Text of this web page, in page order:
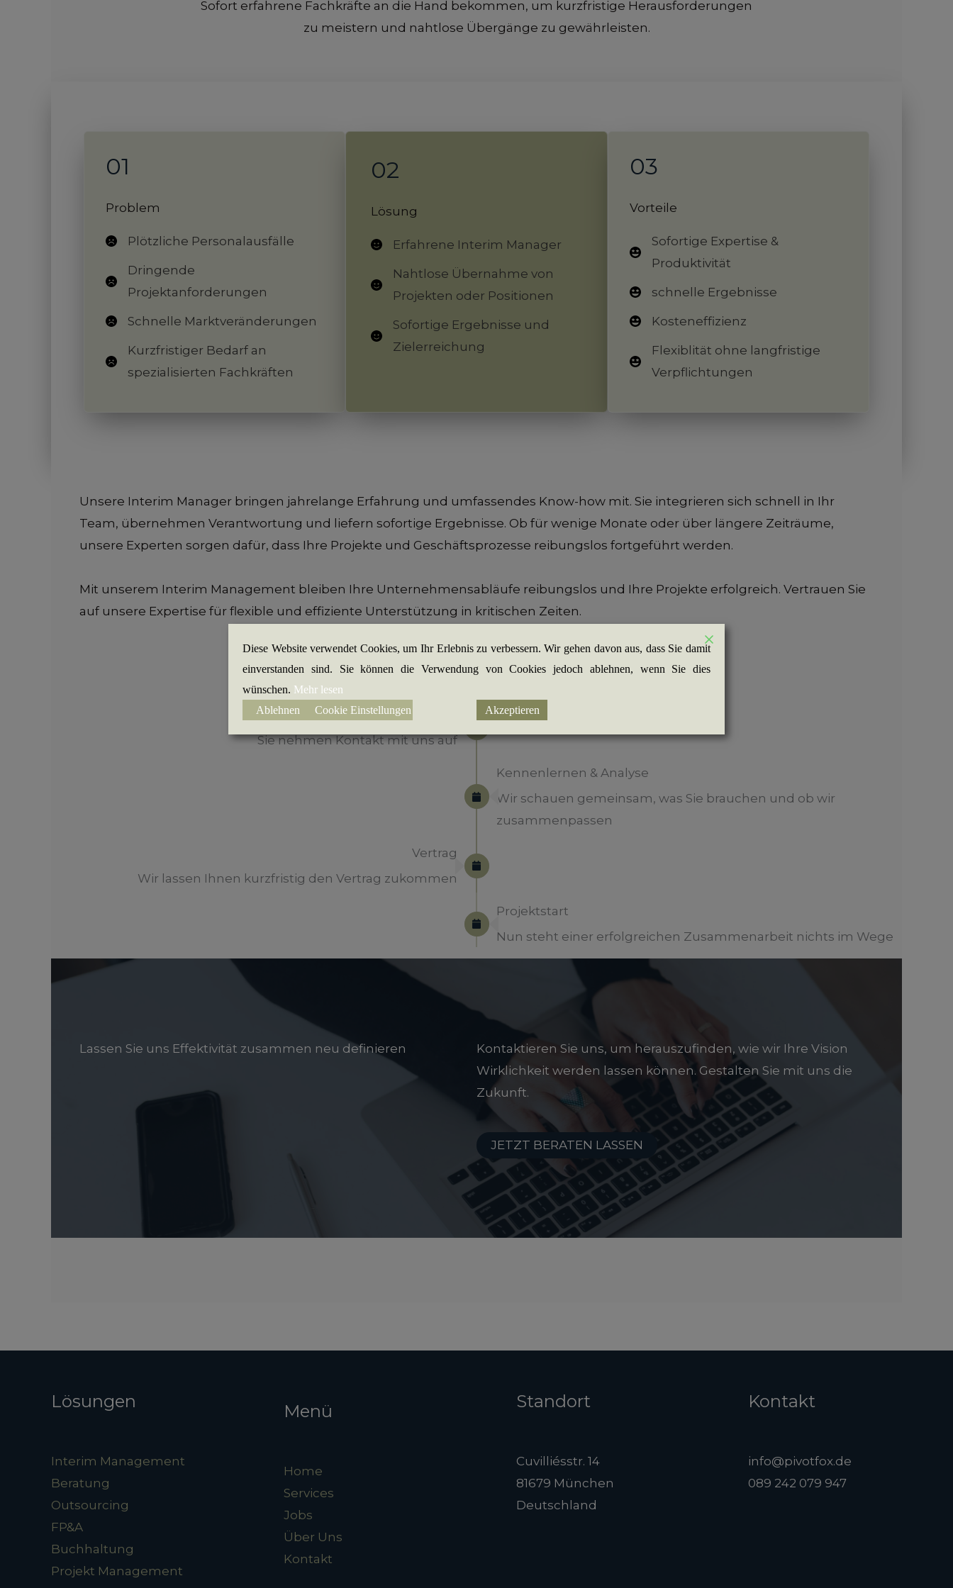
Sofort erfahrene Fachkräfte an die Hand bekommen, um kurzfristige Herausforderungen
zu meistern und nahtlose Übergänge zu gewährleisten.
01
Problem
Plötzliche Personalausfälle
Dringende
Projektanforderungen
Schnelle Marktveränderungen
Kurzfristiger Bedarf an
spezialisierten Fachkräften
02
Lösung
Erfahrene Interim Manager
Nahtlose Übernahme von
Projekten oder Positionen
Sofortige Ergebnisse und
Zielerreichung
03
Vorteile
Sofortige Expertise &
Produktivität
schnelle Ergebnisse
Kosteneffizienz
Flexiblität ohne langfristige
Verpflichtungen
Unsere Interim Manager bringen jahrelange Erfahrung und umfassendes Know-how mit. Sie integrieren sich schnell in Ihr
Team, übernehmen Verantwortung und liefern sofortige Ergebnisse. Ob für wenige Monate oder über längere Zeiträume,
unsere Experten sorgen dafür, dass Ihre Projekte und Geschäftsprozesse reibungslos fortgeführt werden.
Mit unserem Interim Management bleiben Ihre Unternehmensabläufe reibungslos und Ihre Projekte erfolgreich. Vertrauen Sie
auf unsere Expertise für flexible und effiziente Unterstützung in kritischen Zeiten.
Anfrage
Sie nehmen Kontakt mit uns auf
Kennenlernen & Analyse
Wir schauen gemeinsam, was Sie brauchen und ob wir
zusammenpassen
Vertrag
Wir lassen Ihnen kurzfristig den Vertrag zukommen
Projektstart
Nun steht einer erfolgreichen Zusammenarbeit nichts im Wege
Lassen Sie uns Effektivität zusammen neu definieren
Kontaktieren Sie uns, um herauszufinden, wie wir Ihre Vision
Wirklichkeit werden lassen können. Gestalten Sie mit uns die
Zukunft.
JETZT BERATEN LASSEN
Lösungen
Interim Management
Beratung
Outsourcing
FP&A
Buchhaltung
Projekt Management
Menü
Home
Services
Jobs
Über Uns
Kontakt
Standort
Cuvilliésstr. 14
81679 München
Deutschland
Kontakt
info@pivotfox.de
089 242 079 947
Diese Website verwendet Cookies, um Ihr Erlebnis zu verbessern. Wir gehen davon aus, dass Sie damit
einverstanden sind. Sie können die Verwendung von Cookies jedoch ablehnen, wenn Sie dies
wünschen. Mehr lesen
Ablehnen
Cookie Einstellungen Akzeptieren